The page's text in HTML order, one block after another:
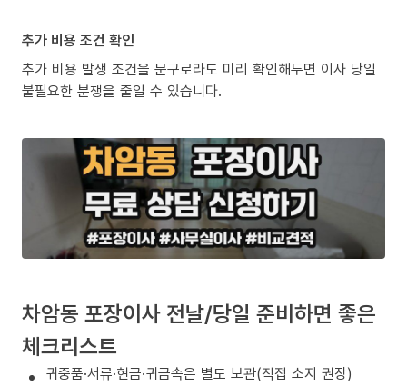
추가 비용 조건 확인
추가 비용 발생 조건을 문구로라도 미리 확인해두면 이사 당일
불필요한 분쟁을 줄일 수 있습니다.
차암동 포장이사 전날/당일 준비하면 좋은
체크리스트
귀중품·서류·현금·귀금속은 별도 보관(직접 소지 권장)